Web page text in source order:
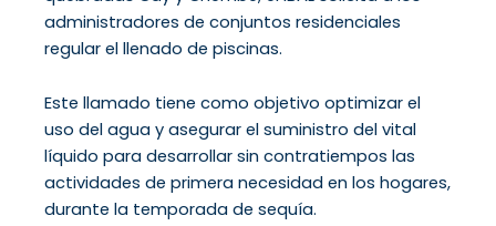
administradores de conjuntos residenciales
regular el llenado de piscinas.
Este llamado tiene como objetivo optimizar el
uso del agua y asegurar el suministro del vital
líquido para desarrollar sin contratiempos las
actividades de primera necesidad en los hogares,
durante la temporada de sequía.